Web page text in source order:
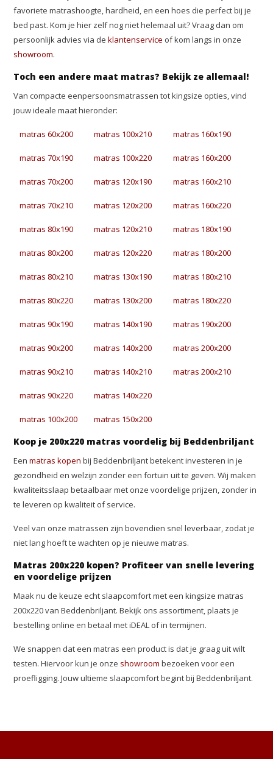
favoriete matrashoogte, hardheid, en een hoes die perfect bij je
bed past. Kom je hier zelf nog niet helemaal uit? Vraag dan om
persoonlijk advies via deklantenservice of kom langs in onze
showroom.
Toch een andere maat matras? Bekijk ze allemaal!
Van compacte eenpersoonsmatrassen tot kingsize opties, vind
jouw ideale maat hieronder:
matras 60x200 matras 100x210 matras 160x190
matras 70x190 matras 100x220 matras 160x200
matras 70x200 matras 120x190 matras 160x210
matras 70x210 matras 120x200 matras 160x220
matras 80x190 matras 120x210 matras 180x190
matras 80x200 matras 120x220 matras 180x200
matras 80x210 matras 130x190 matras 180x210
matras 80x220 matras 130x200 matras 180x220
matras 90x190 matras 140x190 matras 190x200
matras 90x200 matras 140x200 matras 200x200
matras 90x210 matras 140x210 matras 200x210
matras 90x220 matras 140x220
matras 100x200 matras 150x200
Koop je 200x220 matras voordelig bij Beddenbriljant
Eenmatras kopen bij Beddenbriljant betekent investeren in je
gezondheid en welzijn zonder een fortuin uit te geven. Wij maken
kwaliteitsslaap betaalbaar met onze voordelige prijzen, zonder in
te leveren op kwaliteit of service.
Veel van onze matrassen zijn bovendien snel leverbaar, zodat je
niet lang hoeft te wachten op je nieuwe matras.
Matras 200x220 kopen? Profiteer van snelle levering
en voordelige prijzen
Maak nu de keuze echt slaapcomfort met een kingsize matras
200x220 van Beddenbriljant. Bekijk ons assortiment, plaats je
bestelling online en betaal met iDEAL of in termijnen.
We snappen dat een matras een product is dat je graag uit wilt
testen. Hiervoor kun je onze showroom bezoeken voor een
proefligging. Jouw ultieme slaapcomfort begint bij Beddenbriljant.